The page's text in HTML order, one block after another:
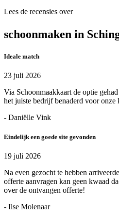
Lees de recensies over
schoonmaken in
Ideale match
23 juli 2026
Via Schoonmaakkaart de optie
het juiste bedrijf benaderd voor onze
- Daniëlle Vink
Eindelijk een goede site gevonden
19 juli 2026
Na even gezocht te hebben
offerte aanvragen kan geen kwaad
over de ontvangen offerte!
- Ilse Molenaar